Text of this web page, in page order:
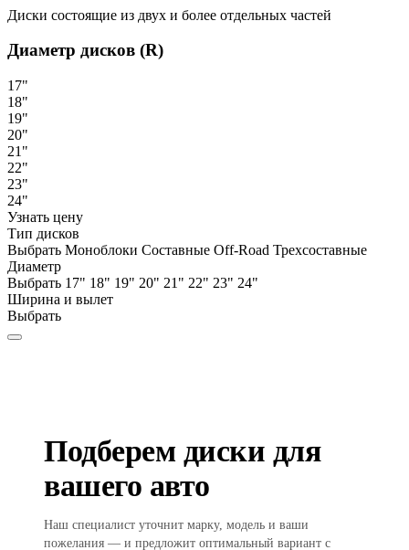
Диски состоящие из двух и более отдельных частей
Диаметр дисков (R)
17"
18"
19"
20"
21"
22"
23"
24"
Узнать цену
Тип дисков
Выбрать Моноблоки Составные Off-Road Трехсоставные
Диаметр
Выбрать 17" 18" 19" 20" 21" 22" 23" 24"
Ширина и вылет
Выбрать
Подберем диски для
вашего авто
Наш специалист уточнит марку, модель и ваши
пожелания — и предложит оптимальный вариант с